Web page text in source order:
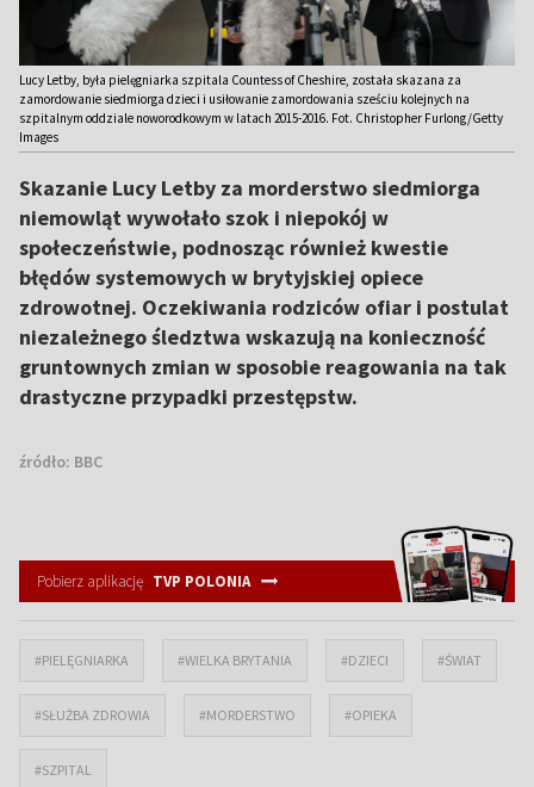
Lucy Letby, była pielęgniarka szpitala Countess of Cheshire, została skazana za
zamordowanie siedmiorga dzieci i usiłowanie zamordowania sześciu kolejnych na
szpitalnym oddziale noworodkowym w latach 2015-2016. Fot. Christopher Furlong/Getty
Images
Skazanie Lucy Letby za morderstwo siedmiorga
niemowląt wywołało szok i niepokój w
społeczeństwie, podnosząc również kwestie
błędów systemowych w brytyjskiej opiece
zdrowotnej. Oczekiwania rodziców ofiar i postulat
niezależnego śledztwa wskazują na konieczność
gruntownych zmian w sposobie reagowania na tak
drastyczne przypadki przestępstw.
źródło: BBC
Pobierz aplikację TVP POLONIA
#PIELĘGNIARKA #WIELKA BRYTANIA #DZIECI #ŚWIAT
#SŁUŻBA ZDROWIA #MORDERSTWO #OPIEKA
#SZPITAL